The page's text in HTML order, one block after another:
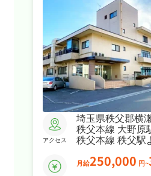
アクセス
埼玉県秩父郡横
秩父本線 大野原
秩父本線 秩父駅
月給250,000 円~